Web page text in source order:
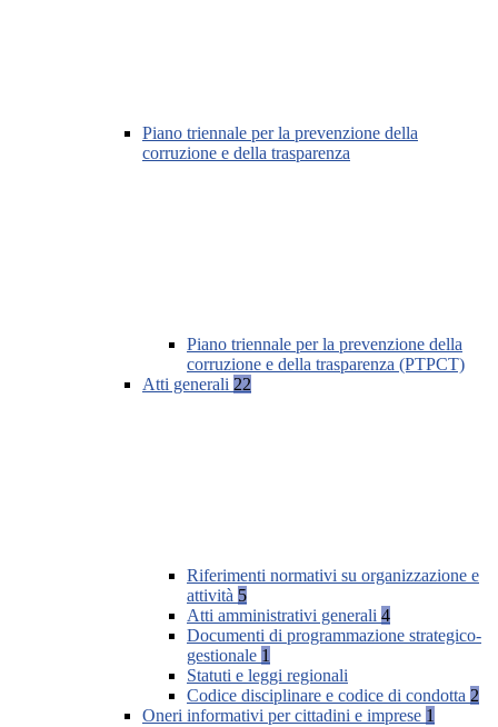
Piano triennale per la prevenzione della
corruzione e della trasparenza
Piano triennale per la prevenzione della
corruzione e della trasparenza (PTPCT)
Atti generali 22
Riferimenti normativi su organizzazione e
attività 5
Atti amministrativi generali 4
Documenti di programmazione strategico-
gestionale 1
Statuti e leggi regionali
Codice disciplinare e codice di condotta 2
Oneri informativi per cittadini e imprese 1